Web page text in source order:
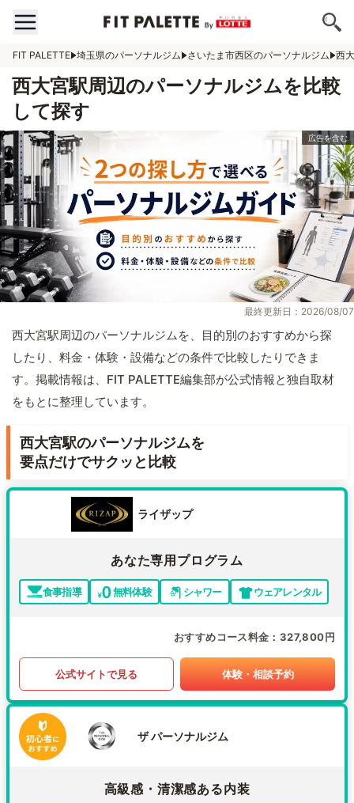
FIT PALETTE 埼玉県のパーソナルジム さいたま市西区のパーソナルジム 西
西大宮駅周辺のパーソナルジムを比較
して探す
最終更新日：2026/08/07
西大宮駅周辺のパーソナルジムを、目的別のおすすめから探
したり、料金・体験・設備などの条件で比較したりできま
す。掲載情報は、FIT PALETTE編集部が公式情報と独自取材
をもとに整理しています。
西大宮駅のパーソナルジムを
要点だけでサクッと比較
ライザップ
あなた専用プログラム
食事指導 無料体験 シャワー ウェアレンタル
おすすめコース料金 327,800円
公式サイトで見る 体験・相談予約
ザ パーソナルジム
高級感・清潔感ある内装